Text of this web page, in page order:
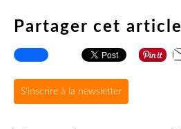
Partager cet article
S'inscrire à la newsletter